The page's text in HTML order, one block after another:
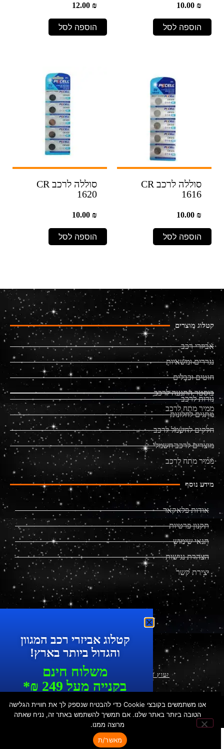
10.00₪
הוספה לסל
12.00₪
הוספה לסל
סוללה לרכב CR
1616
10.00₪
הוספה לסל
סוללה לרכב CR
1620
10.00₪
הוספה לסל
קטלוג מוצרים
אביזרי רכב
נגררים ומשאיות
חוטים וכבלים
בוסטר התנעה לרכב
ממיר מתח לרכב
נורות לרכב
מתגים לחלונות
חלקים לחשמל לרכב
מוצרים לרכב חשמלי
ממיר מתח לרכב
מידע נוסף
אודות פלאקאר
תקנון פרטיות
תנאי שימוש
הצהרת נגישות
יצירת קשר
מוצרים מתקדמים לרכב
יעוץ עסקי ושיווק דיגיטלי|עיצוב ופיתוח
7287550 | נייד: 052-3376032
אנו משתמשים בקובצי Cookie כדי להבטיח שנספק לך את חוויית הגלישה
הטובה ביותר באתר שלנו. אם תמשיך להשתמש באתר זה, נניח שאתה
מרוצה ממנו.
מאשר/ת
קטלוג אביזרי רכב המגוון
והגדול ביותר בארץ!
משלוח חינם
בקנייה מעל 249 ₪*
כל המוצרים ניתנים לאיסוף עצמי
*ללקוחות פרטיים בלבד